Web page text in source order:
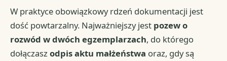
W praktyce obowiązkowy rdzeń dokumentacji jest
dość powtarzalny. Najważniejszy jest pozew o
rozwód w dwóch egzemplarzach, do którego
dołączaszodpis aktu małżeństwa oraz, gdy są